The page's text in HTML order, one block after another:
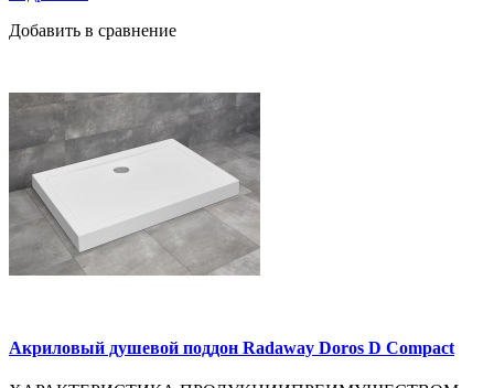
Добавить в сравнение
Акриловый душевой поддон Radaway Doros D Compact